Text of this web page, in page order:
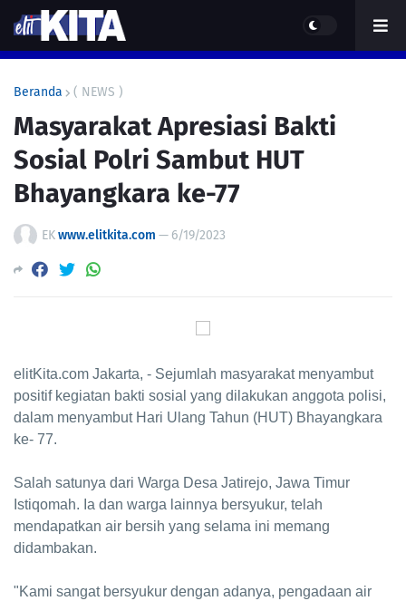
Beranda ( NEWS )
Masyarakat Apresiasi Bakti
Sosial Polri Sambut HUT
Bhayangkara ke-77
EKwww.elitkita.com — 6/19/2023
elitKita.com Jakarta, - Sejumlah masyarakat menyambut
positif kegiatan bakti sosial yang dilakukan anggota polisi,
dalam menyambut Hari Ulang Tahun (HUT) Bhayangkara
ke- 77.
Salah satunya dari Warga Desa Jatirejo, Jawa Timur
Istiqomah. Ia dan warga lainnya bersyukur, telah
mendapatkan air bersih yang selama ini memang
didambakan.
"Kami sangat bersyukur dengan adanya, pengadaan air